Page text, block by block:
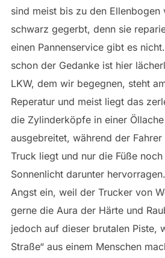
sind meist bis zu den Ellenbogen
schwarz gegerbt, denn sie
einen Pannenservice gibt es
schon der Gedanke ist hier
LKW, dem wir begegnen, steht
Reperatur und meist liegt das
die Zylinderköpfe in einer
ausgebreitet, während der
Truck liegt und nur die Füße
Sonnenlicht darunter
Angst ein, weil der Trucker von
gerne die Aura der Härte und
jedoch auf dieser brutalen Piste,
Straße“ aus einem Menschen